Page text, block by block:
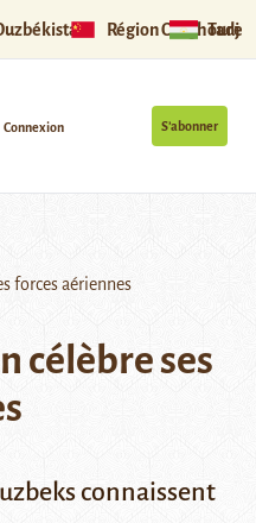
Région Ouïghoure
S’abonner
Connexion
forces aériennes
célèbre ses
connaissent